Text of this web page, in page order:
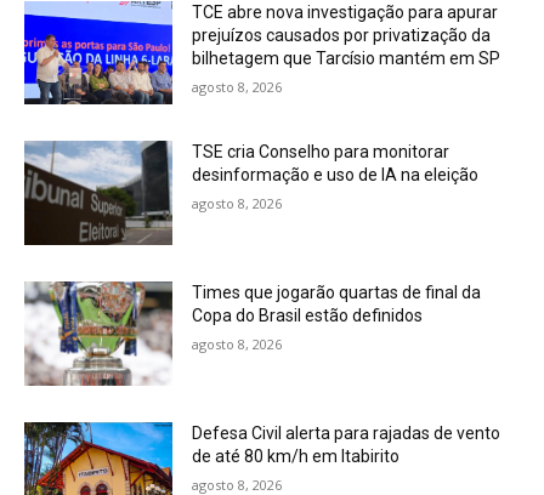
TCE abre nova investigação para apurar
prejuízos causados por privatização da
bilhetagem que Tarcísio mantém em SP
agosto 8, 2026
TSE cria Conselho para monitorar
desinformação e uso de IA na eleição
agosto 8, 2026
Times que jogarão quartas de final da
Copa do Brasil estão definidos
agosto 8, 2026
Defesa Civil alerta para rajadas de vento
de até 80 km/h em Itabirito
agosto 8, 2026